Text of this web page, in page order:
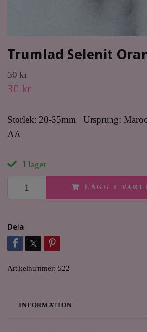
Trumlad Selenit
50 kr
30 kr
Storlek: 20-35mm Ursprung:
AA
I lager
LÄGG I
Dela
Artikelnummer: 522
INFORMATION